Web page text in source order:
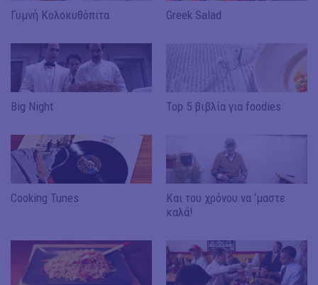
Γυμνή Κολοκυθόπιτα Greek Salad
Big Night Top 5 βιβλία για foodies
Cooking Tunes
Και του χρόνου να ‘μαστε
καλά!